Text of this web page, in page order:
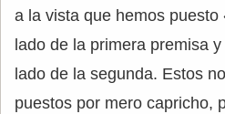
a la vista que hemos puesto
lado de la primera premisa
lado de la segunda. Estos
puestos por mero capricho,